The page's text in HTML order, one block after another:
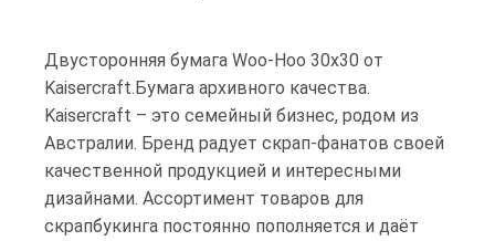
Двусторонняя бумага Woo-Hoo 30х30 от
Kaisercraft.Бумага архивного качества.
Kaisercraft – это семейный бизнес, родом из
Австралии. Бренд радует скрап-фанатов своей
качественной продукцией и интересными
дизайнами. Ассортимент товаров для
скрапбукинга постоянно пополняется и даёт